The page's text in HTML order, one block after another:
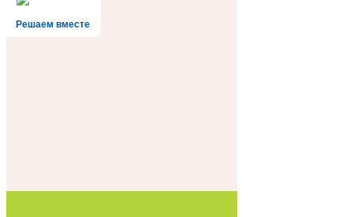
Решаем вместе